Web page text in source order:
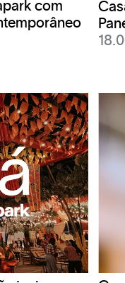
do mall. Para
2.
deficiência. De
para que seus
aos demais
menores.
com